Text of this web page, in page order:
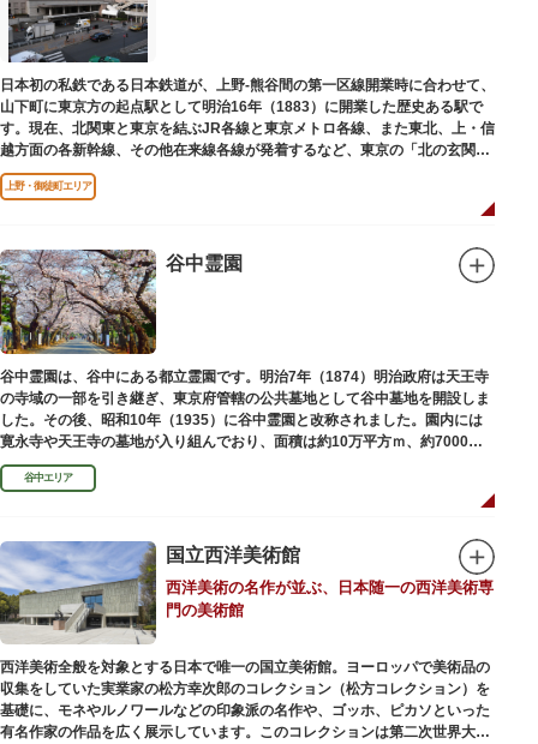
隅田川橋梁に設置された全長約160mの「すみだリバーウォーク」は、東京
スカイツリーまでの最短距離ルートのひとつ。歩道橋の途中にあるガラス床
から隅田川を見下ろしたり、すぐ横を走る電車の迫力を楽しんだり、隅田川
散策にいかがでしょうか。
日本初の私鉄である日本鉄道が、上野-熊谷間の第一区線開業時に合わせて、
山下町に東京方の起点駅として明治16年（1883）に開業した歴史ある駅で
す。現在、北関東と東京を結ぶJR各線と東京メトロ各線、また東北、上・信
越方面の各新幹線、その他在来線各線が発着するなど、東京の「北の玄関
口」として機能しています。
上野・御徒町エリア
谷中霊園
谷中霊園は、谷中にある都立霊園です。明治7年（1874）明治政府は天王寺
の寺域の一部を引き継ぎ、東京府管轄の公共墓地として谷中墓地を開設しま
した。その後、昭和10年（1935）に谷中霊園と改称されました。園内には
寛永寺や天王寺の墓地が入り組んでおり、面積は約10万平方ｍ、約7000基
の墓が並んでいます。園内を通る「さくら通り」は桜の名所となっていま
す。谷中エリア
国立西洋美術館
西洋美術の名作が並ぶ、日本随一の西洋美術専
門の美術館
西洋美術全般を対象とする日本で唯一の国立美術館。ヨーロッパで美術品の
収集をしていた実業家の松方幸次郎のコレクション（松方コレクション）を
基礎に、モネやルノワールなどの印象派の名作や、ゴッホ、ピカソといった
有名作家の作品を広く展示しています。このコレクションは第二次世界大戦